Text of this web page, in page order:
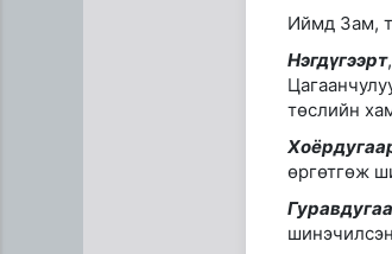
Иймд Зам,
Нэгдүгээрт
төслийн
өргөтгөж